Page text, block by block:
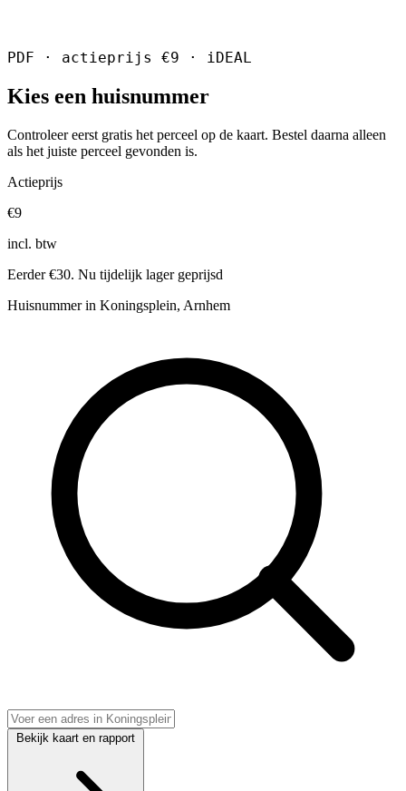
PDF · actieprijs €9 · iDEAL
Kies een huisnummer
Controleer eerst gratis het perceel op de kaart. Bestel daarna alleen
als het juiste perceel gevonden is.
Actieprijs
€9
incl. btw
Eerder €30. Nu tijdelijk lager geprijsd
Huisnummer in Koningsplein, Arnhem
Bekijk kaart en rapport